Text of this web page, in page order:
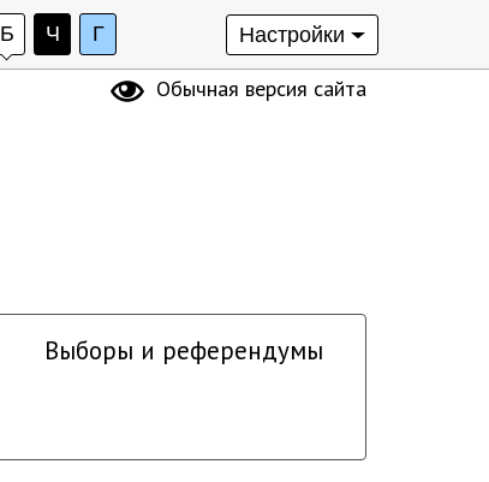
Б Ч Г Настройки
Обычная версия сайта
Выборы и референдумы